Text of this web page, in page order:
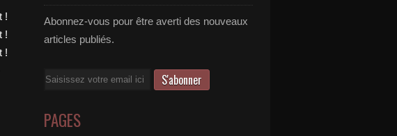
Abonnez-vous pour être averti des nouveaux
articles publiés.
Email
PAGES